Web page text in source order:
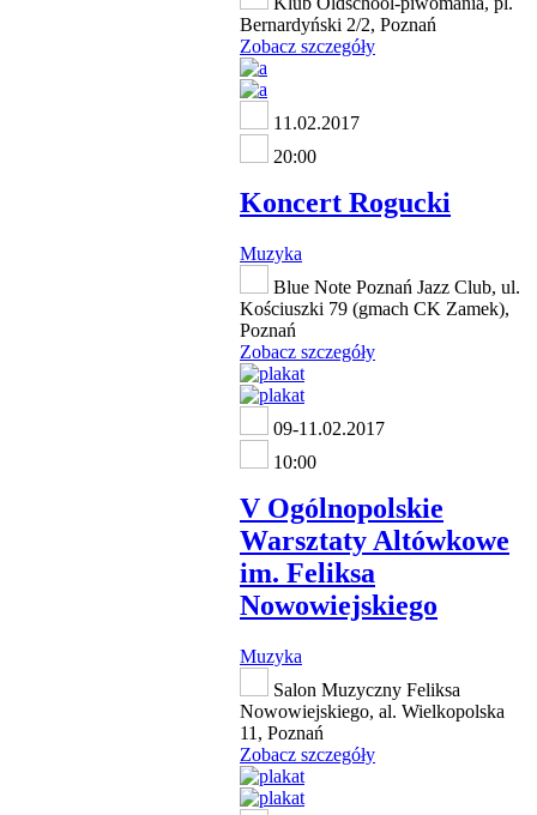
Bernardyński 2/2, Poznań
Zobacz szczegóły
11.02.2017
20:00
Koncert Rogucki
Muzyka
Blue Note Poznań Jazz Club, ul.
Kościuszki 79 (gmach CK Zamek),
Poznań
Zobacz szczegóły
09-11.02.2017
10:00
V Ogólnopolskie
Warsztaty Altówkowe
im. Feliksa
Nowowiejskiego
Muzyka
Salon Muzyczny Feliksa
Nowowiejskiego, al. Wielkopolska
11, Poznań
Zobacz szczegóły